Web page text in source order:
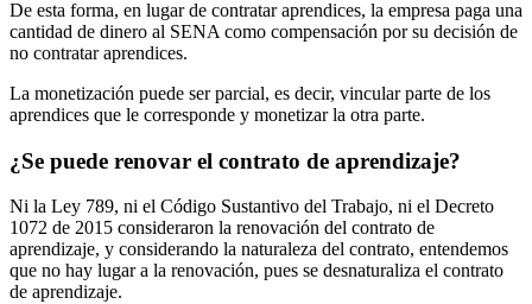
De esta forma, en lugar de contratar aprendices, la empresa paga una
cantidad de dinero al SENA como compensación por su decisión de
no contratar aprendices.
La monetización puede ser parcial, es decir, vincular parte de los
aprendices que le corresponde y monetizar la otra parte.
¿Se puede renovar el contrato de aprendizaje?
Ni la Ley 789, ni el Código Sustantivo del Trabajo, ni el Decreto
1072 de 2015 consideraron la renovación del contrato de
aprendizaje, y considerando la naturaleza del contrato, entendemos
que no hay lugar a la renovación, pues se desnaturaliza el contrato
de aprendizaje.